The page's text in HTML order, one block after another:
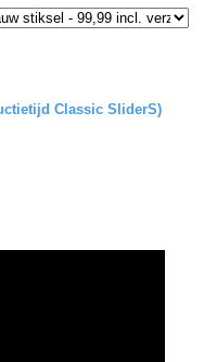
Classic SliderS)